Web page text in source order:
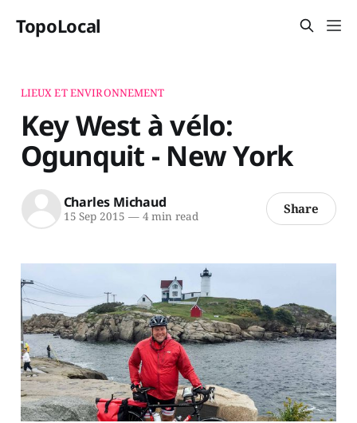
TopoLocal
LIEUX ET ENVIRONNEMENT
Key West à vélo:
Ogunquit - New York
Charles Michaud
15 Sep 2015 —4 min read Share